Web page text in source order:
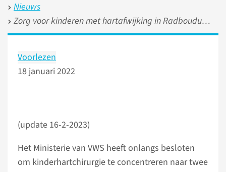
Nieuws
Zorg voor kinderen met hartafwijking in Radboudumc Amalia kinderziekenhuis goed geborgd
Voorlezen
18 januari 2022
(update 16-2-2023)
Het Ministerie van VWS heeft onlangs besloten
om kinderhartchirurgie te concentreren naar twee